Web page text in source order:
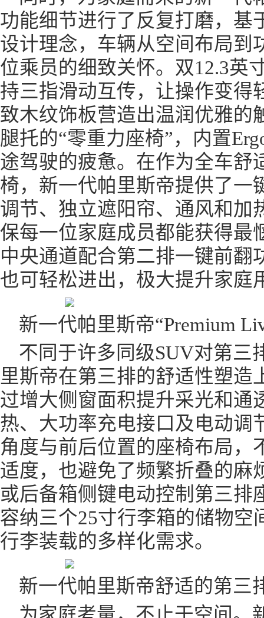
功能细节进行了反复打磨，基
设计理念，车辆从空间布局到
位乘员的细致关怀。双12.3英
持三指滑动互传，让操作变得
致木纹饰板营造出温润优雅的
腿托的“零重力座椅”，内置
途驾驶的疲惫。在作为全车舒
椅，新一代帕里斯帝提供了一
调节、独立遮阳帘、通风和加
保每一位家庭成员都能获得最
中央通道配合第二排一键前翻
也可轻松进出，极大提升家庭
新一代帕里斯帝“Premium
不同于许多同级SUV对第三
里斯帝在第三排的舒适性塑造
过增大侧窗面积提升采光和通
热、大功率充电接口及电动调
角度与前后位置的座椅布局，
适度，也避免了频繁折叠的麻
或后备箱侧键电动控制第三排
容纳三个25寸行李箱的储物空
行李装载的多样化需求。
新一代帕里斯帝舒适的第三